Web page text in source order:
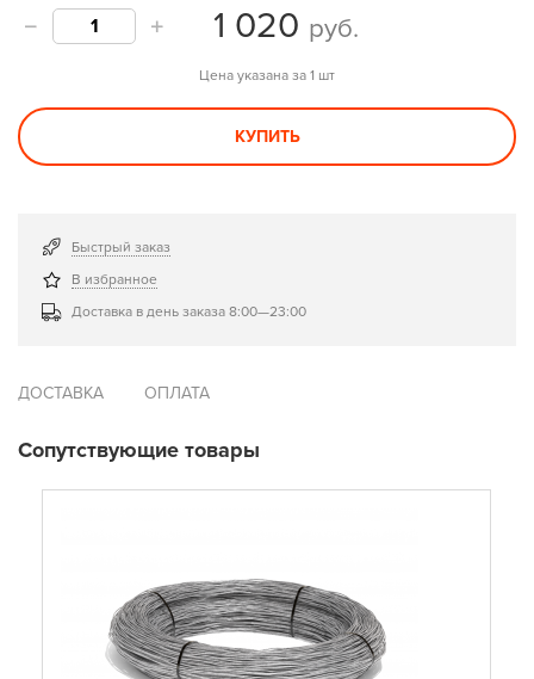
1 020 руб.
Цена указана за 1 шт
КУПИТЬ
Быстрый заказ
В избранное
Доставка в день заказа 8:00—23:00
ДОСТАВКА ОПЛАТА
Сопутствующие товары